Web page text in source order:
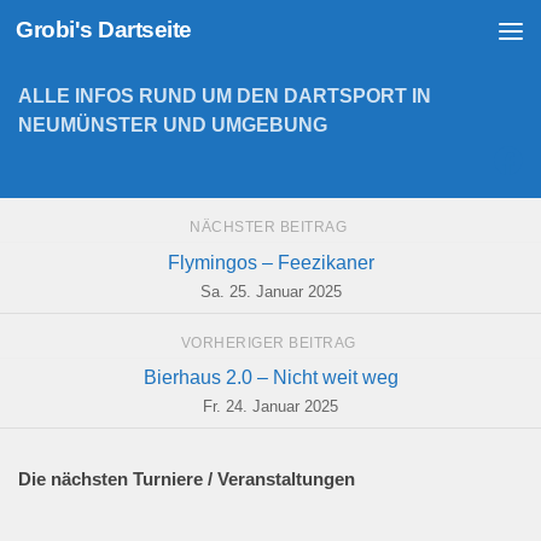
Zum Inhalt springen
Grobi's Dartseite
ALLE INFOS RUND UM DEN DARTSPORT IN
NEUMÜNSTER UND UMGEBUNG
NÄCHSTER BEITRAG
Flymingos – Feezikaner
Sa. 25. Januar 2025
VORHERIGER BEITRAG
Bierhaus 2.0 – Nicht weit weg
Fr. 24. Januar 2025
Die nächsten Turniere / Veranstaltungen